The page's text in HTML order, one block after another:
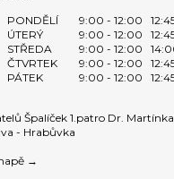
PONDĚLÍ 9:00 - 12:00
ÚTERÝ
9:00 - 12:00
STŘEDA
9:00 - 12:00
ČTVRTEK
9:00 - 12:00
PÁTEK
9:00 - 12:00
Špalíček 1.patro Dr.
- Hrabůvka
→